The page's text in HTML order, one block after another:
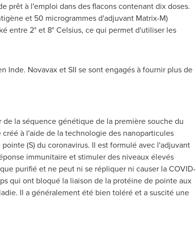
prêt à l'emploi dans des flacons contenant dix doses.
et 50 microgrammes d'adjuvant Matrix-M)
entre 2° et 8° Celsius, ce qui permet d'utiliser les
Inde. Novavax et SII se sont engagés à fournir plus de
la séquence génétique de la première souche du
créé à l'aide de la technologie des nanoparticules
(S) du coronavirus. Il est formulé avec l'adjuvant
immunitaire et stimuler des niveaux élevés
purifié et ne peut ni se répliquer ni causer la COVID-
qui ont bloqué la liaison de la protéine de pointe aux
Il a généralement été bien toléré et a suscité une